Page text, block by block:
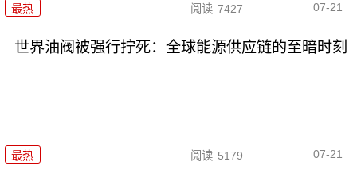
最热 阅读 7427 07-21
世界油阀被强行拧死：全球能源供应链的至暗时刻
最热 阅读 5179 07-21